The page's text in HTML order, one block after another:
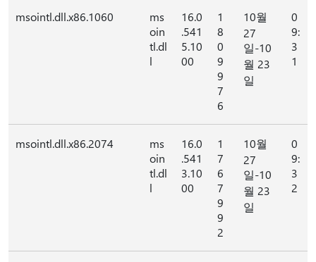
msointl.dll.x86.1060
ms
oin
tl.dl
l
16.0
.541
5.10
00
1
8
0
9
9
7
6
10월
27
일-10
월 23
일
0
9:
3
1
msointl.dll.x86.2074
ms
oin
tl.dl
l
16.0
.541
3.10
00
1
7
6
7
9
9
2
10월
27
일-10
월 23
일
0
9:
3
2